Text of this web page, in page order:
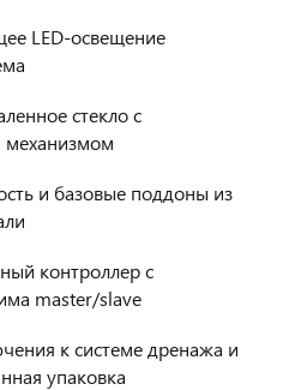
LED-освещение
стекло с
и базовые поддоны из
контроллер с
master/slave
к системе дренажа и
упаковка